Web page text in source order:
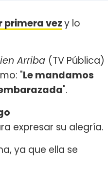
primera vezy lo
Arriba (TV Pública)
"Le mandamos
".
expresar su alegría.
ya que ella se